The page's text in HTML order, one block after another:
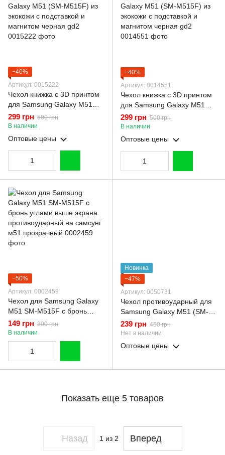
−40%
Артикул: 0015222
Чехол книжка с 3D принтом
для Samsung Galaxy M51
(SM-M515F) из экокожи с
подставкой и магнитом
черная gd2
299 грн 500 грн
В наличии
Оптовые цены
−40%
Артикул: 0014551
Чехол книжка с 3D принтом
для Samsung Galaxy M51
(SM-M515F) из экокожи с
подставкой и магнитом
черная gd2
299 грн 500 грн
В наличии
Оптовые цены
−50%
Артикул: 0002459
Чехол для Samsung Galaxy
M51 SM-M515F с бронь
углами выше экрана
противоударный на самсунг
м51 прозрачный
149 грн 300 грн
В наличии
Новинка
−47%
Артикул: 0050731
Чехол противоударный для
Samsung Galaxy M51 (SM-
M515F) с магнитной
пластиной со шторкой на
камере синий
239 грн 450 грн
Нет в наличии
Оптовые цены
Показать еще 5 товаров
Назад 1 из 2 Вперед